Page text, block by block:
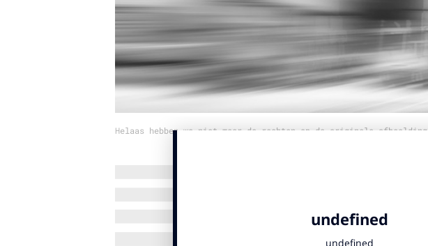
Helaas hebben we niet meer de rechten op de originele afbeelding